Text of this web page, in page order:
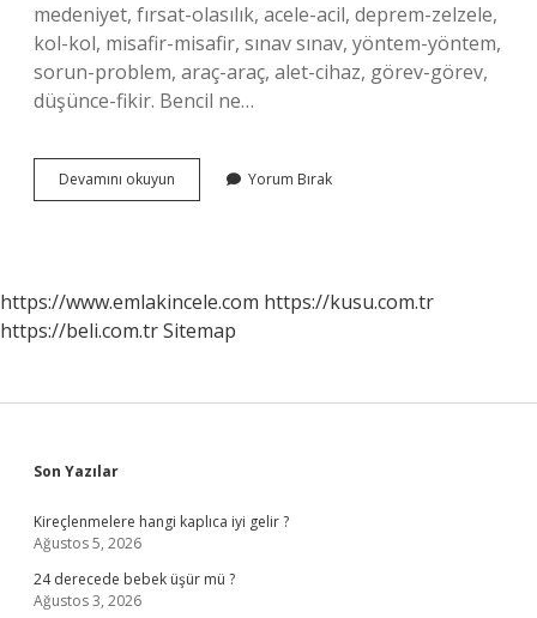
medeniyet, fırsat-olasılık, acele-acil, deprem-zelzele,
kol-kol, misafir-misafir, sınav sınav, yöntem-yöntem,
sorun-problem, araç-araç, alet-cihaz, görev-görev,
düşünce-fikir. Bencil ne…
Devamını okuyun
Kelimesinin
Yorum Bırak
https://www.emlakincele.com https://kusu.com.tr
https://beli.com.trSitemap
Sidebar
Son Yazılar
Kireçlenmelere hangi kaplıca iyi gelir ?
Ağustos 5, 2026
24 derecede bebek üşür mü ?
Ağustos 3, 2026